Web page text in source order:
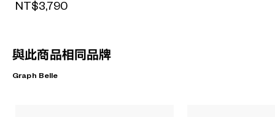
NT$3,790
與此商品相同品牌
Graph Belle